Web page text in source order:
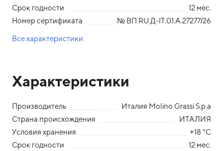
Срок годности
12 мес.
Номер сертификата
№ ВП RU Д-IT.01.A.27277/26
Все характеристики
Характеристики
Производитель
Италия Molino Grassi S.p.a
Страна происхождения
ИТАЛИЯ
Условия хранения
+18 °С
Срок годности
12 мес.